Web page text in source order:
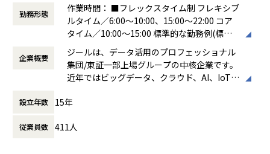
ライズ企業）に対して、中長期的なビジネス価値創出を担う
単なるプロジェクト遂行に留まらず、顧客の経営・事業課題
に深く入り込み、「共に事業を創るパートナー」として伴走
します。
営業・データエンジニア・コンサルタントと密に連携しなが
ることがミッションです。
略立案・実行をリードします。
画面（ダッシュボードやレポート、帳票など）作成
●PowerPoint等を用いた提案資料の作成とプレゼンテーシ
●ベンダーとのアライアンス活動（資格取得やイベント参加
など）
・クラウド型BIプラットフォーム。データの収集から蓄積、
・BuzzというコミュケーションツールやAppsというライト
勤務形態
作業時間： ■フレックスタイム制 フレキシブ
ルタイム／6:00～10:00、15:00～22:00 コア
タイム／10:00～15:00 標準的な勤務例(標準
労働時間)／9:00～18:00
働き方：フレックス制（コアタイムあり）
時間外労働の有無： 有（月平均19時間）
休憩時間： 60分
企業概要
ジールは、データ活用のプロフェッショナル
集団/東証一部上場グループの中核企業です。
近年ではビッグデータ、クラウド、AI、IoTを
する立場にスコープを拡張しています。
顧客の大半は大手企業となっており、30年以
設立年数 15年
従業員数 411人